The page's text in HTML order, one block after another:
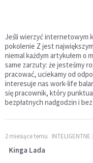
Jeśli wierzyć internetowym
pokolenie Z jest
niemal każdym artykułem o
same zarzuty: że jesteśmy
pracować, uciekamy od
interesuje nas work-life
się pracownik, który
bezpłatnych nadgodzin i
2 miesiące temu INTELIGENTNE
Kinga Lada